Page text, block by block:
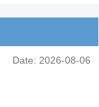
Date: 2026-08-06